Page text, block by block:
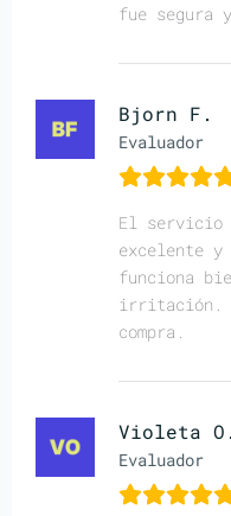
fue segura
Bjorn F.
Evaluador
El servicio
excelente
funciona
irritación.
compra.
Violeta O.
Evaluador